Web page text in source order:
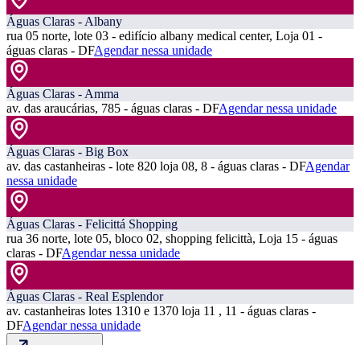
Águas Claras - Albany
rua 05 norte, lote 03 - edifício albany medical center, Loja 01 -
águas claras - DFAgendar nessa unidade
Águas Claras - Amma
av. das araucárias, 785 - águas claras - DFAgendar nessa unidade
Águas Claras - Big Box
av. das castanheiras - lote 820 loja 08, 8 - águas claras - DFAgendar
nessa unidade
Águas Claras - Felicittá Shopping
rua 36 norte, lote 05, bloco 02, shopping felicittà, Loja 15 - águas
claras - DFAgendar nessa unidade
Águas Claras - Real Esplendor
av. castanheiras lotes 1310 e 1370 loja 11 , 11 - águas claras -
DFAgendar nessa unidade